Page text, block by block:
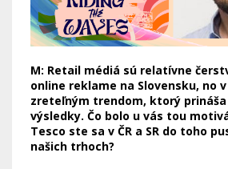
M: Retail médiá sú relatívne
online reklame na Slovensku, no
zreteľným trendom, ktorý
výsledky. Čo bolo u vás tou
Tesco ste sa v ČR a SR do toho
našich trhoch?